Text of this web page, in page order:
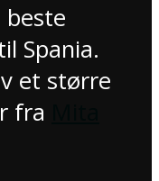
beste
Spania.
et større
fra